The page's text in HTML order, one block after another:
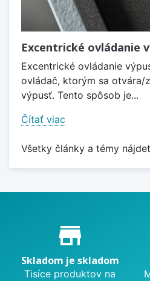
Excentrické ovládanie
Excentrické ovládanie
ovládač, ktorým sa otvára/
výpusť. Tento spôsob je...
Čítať viac
Všetky články a témy
Proč nakupovat u nás?
store_mall_directory
Skladom je skladom
Tisíce produktov na